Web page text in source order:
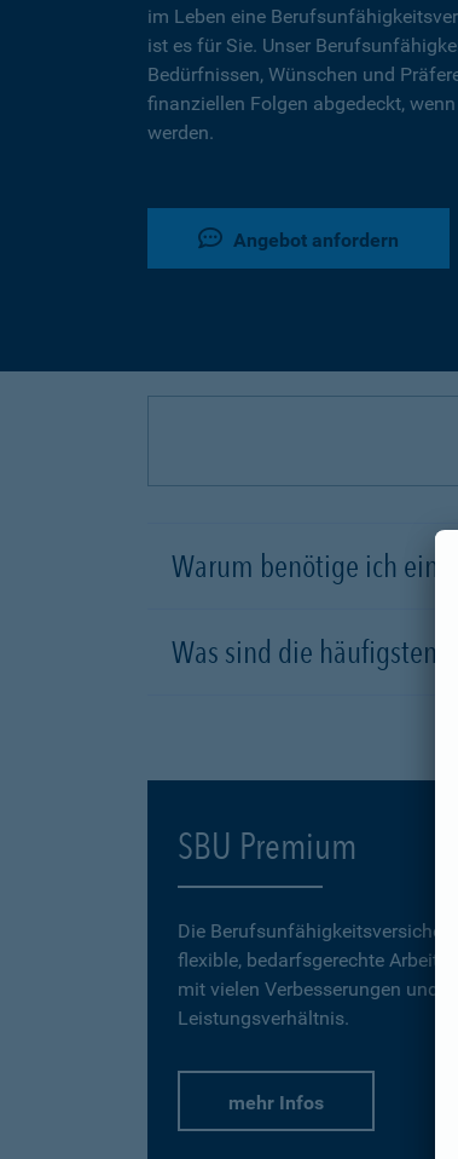
im Leben eine
ist es für Sie. Unser
Bedürfnissen, Wünschen und
finanziellen Folgen abgedeckt,
werden.
Angebot anfordern
Warum benötige ich eine
Was sind die häufigsten
SBU Premium
Die
flexible, bedarfsgerechte
mit vielen Verbesserungen und
Leistungsverhältnis.
mehr Infos